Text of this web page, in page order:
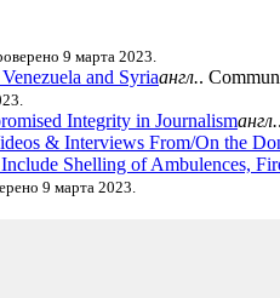
9 марта 2023.
and Syriaангл..
Integrity in Journalismангл.
& Interviews From/On the
Shelling of Ambulences,
9 марта 2023.